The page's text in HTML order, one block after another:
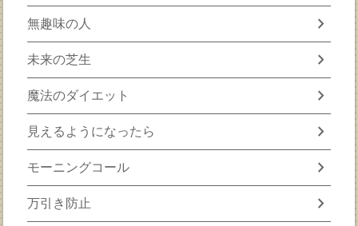
無趣味の人 chevron_right
未来の芝生 chevron_right
魔法のダイエット chevron_right
見えるようになったら chevron_right
モーニングコール chevron_right
万引き防止 chevron_right